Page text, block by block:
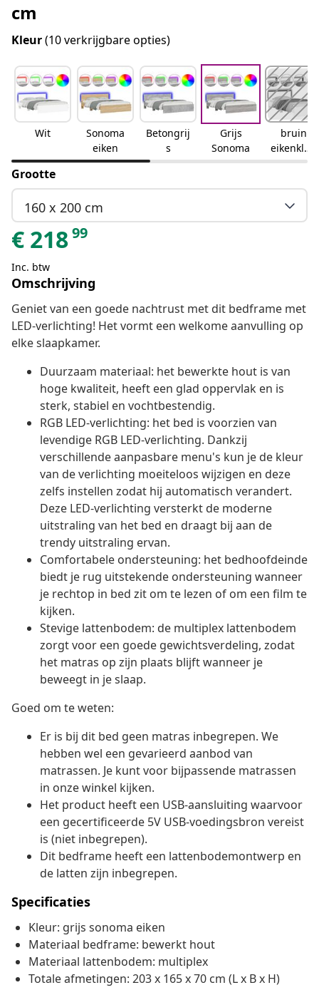
cm
Kleur(10 verkrijgbare opties)
Wit
Sonoma
eiken
Betongrij
s
Grijs
Sonoma
bruin
eikenkleu
r
Grootte
160 x 200 cm
€ 21899
Inc. btw
Omschrijving
Geniet van een goede nachtrust met dit bedframe met
LED-verlichting! Het vormt een welkome aanvulling op
elke slaapkamer.
Duurzaam materiaal: het bewerkte hout is van
hoge kwaliteit, heeft een glad oppervlak en is
sterk, stabiel en vochtbestendig.
RGB LED-verlichting: het bed is voorzien van
levendige RGB LED-verlichting. Dankzij
verschillende aanpasbare menu's kun je de kleur
van de verlichting moeiteloos wijzigen en deze
zelfs instellen zodat hij automatisch verandert.
Deze LED-verlichting versterkt de moderne
uitstraling van het bed en draagt bij aan de
trendy uitstraling ervan.
Comfortabele ondersteuning: het bedhoofdeinde
biedt je rug uitstekende ondersteuning wanneer
je rechtop in bed zit om te lezen of om een film te
kijken.
Stevige lattenbodem: de multiplex lattenbodem
zorgt voor een goede gewichtsverdeling, zodat
het matras op zijn plaats blijft wanneer je
beweegt in je slaap.
Goed om te weten:
Er is bij dit bed geen matras inbegrepen. We
hebben wel een gevarieerd aanbod van
matrassen. Je kunt voor bijpassende matrassen
in onze winkel kijken.
Het product heeft een USB-aansluiting waarvoor
een gecertificeerde 5V USB-voedingsbron vereist
is (niet inbegrepen).
Dit bedframe heeft een lattenbodemontwerp en
de latten zijn inbegrepen.
Specificaties
Kleur: grijs sonoma eiken
Materiaal bedframe: bewerkt hout
Materiaal lattenbodem: multiplex
Totale afmetingen: 203 x 165 x 70 cm (L x B x H)